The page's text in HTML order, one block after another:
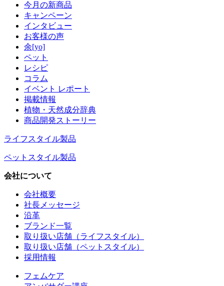
今月の新商品
キャンペーン
インタビュー
お客様の声
余[yo]
ペット
レシピ
コラム
イベント レポート
掲載情報
植物・天然成分辞典
商品開発ストーリー
ライフスタイル製品
ペットスタイル製品
会社について
会社概要
社長メッセージ
沿革
ブランド一覧
取り扱い店舗（ライフスタイル）
取り扱い店舗（ペットスタイル）
採用情報
フェムケア